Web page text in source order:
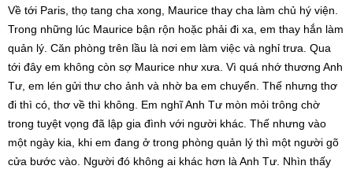
Về tới Paris, thọ tang cha xong, Maurice thay cha làm chủ hý viện.
Trong những lúc Maurice bận rộn hoặc phải đi xa, em thay hắn làm
quản lý. Căn phòng trên lầu là nơi em làm việc và nghỉ trưa. Qua
tới đây em không còn sợ Maurice như xưa. Vì quá nhớ thương Anh
Tư, em lén gửi thư cho ảnh và nhờ ba em chuyển. Thế nhưng thơ
đi thì có, thơ về thì không. Em nghĩ Anh Tư mòn mỏi trông chờ
trong tuyệt vọng đã lập gia đình với người khác. Thế nhưng vào
một ngày kia, khi em đang ở trong phòng quản lý thì một người gõ
cửa bước vào. Người đó không ai khác hơn là Anh Tư. Nhìn thấy